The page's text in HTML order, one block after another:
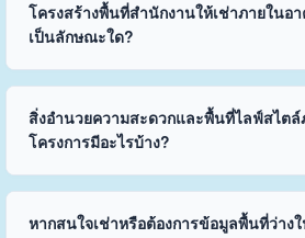
โครงสร้างพื้นที่สำนักงานให้เช่าภายในอ
เป็นลักษณะใด?
สิ่งอำนวยความสะดวกและพื้นที่ไลฟ์สไต
โครงการมีอะไรบ้าง?
หากสนใจเช่าหรือต้องการข้อมูลพื้นที่ว่าง